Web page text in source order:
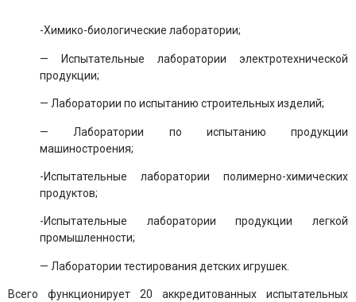
-Химико-биологические лаборатории;
— Испытательные лаборатории электротехнической
продукции;
— Лаборатории по испытанию строительных изделий;
— Лаборатории по испытанию продукции
машиностроения;
-Испытательные лаборатории полимерно-химических
продуктов;
-Испытательные лаборатории продукции легкой
промышленности;
— Лаборатории тестирования детских игрушек.
Всего функционирует 20 аккредитованных испытательных